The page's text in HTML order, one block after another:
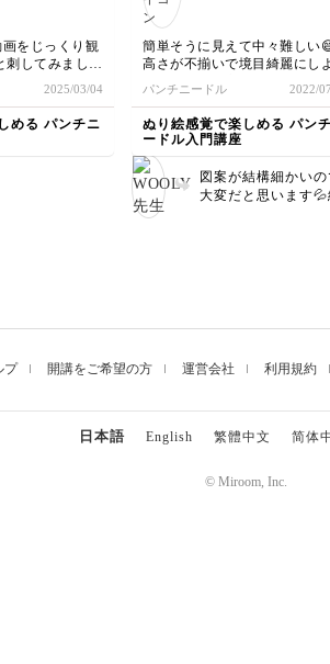
をじっくり観
刺してみまし
使用したのです
生し、やむなく
図柄が歪んで
幅には出来ない
品を作って、い
せるようにして
っています。
2025/03/04
める パンチニ
簡単そうに見えて中々難しい
高さが不揃いで境目綺麗にし
とすると毛羽立ってくるしで
マイチな出来栄え😢でもやっぱ
り刺すのは楽しい😊
パンチニードル 2022/
ぬり絵感覚で楽しめる パン
ードル入門講座
図案が結構細かいの
大変だと思います💦
プ 開講をご希望の方 運営会社 利用規約
日本語 English 繁體中文 简体
© Miroom, Inc.